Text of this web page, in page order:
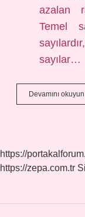
azalan
Temel
sayılar…
Devamını okuyun
https://
https://zepa.com.tr